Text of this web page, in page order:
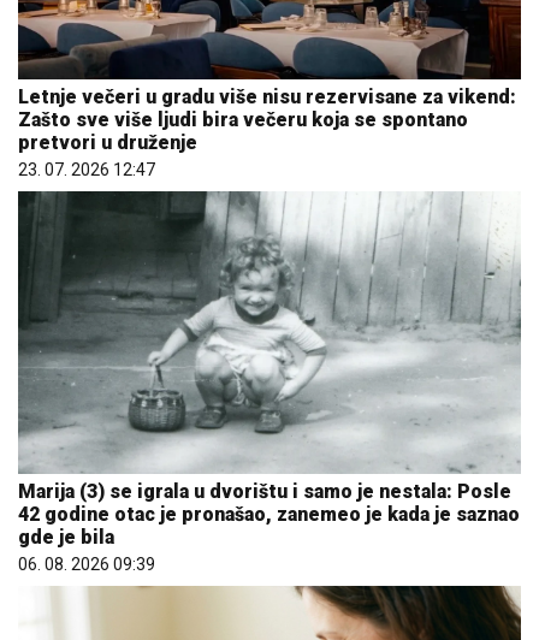
Letnje večeri u gradu više nisu rezervisane za vikend:
Zašto sve više ljudi bira večeru koja se spontano
pretvori u druženje
23. 07. 2026 12:47
Marija (3) se igrala u dvorištu i samo je nestala: Posle
42 godine otac je pronašao, zanemeo je kada je saznao
gde je bila
06. 08. 2026 09:39